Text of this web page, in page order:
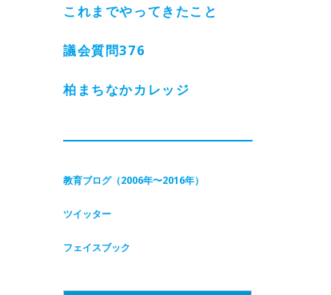
これまでやってきたこと
議会質問376
柏まちなかカレッジ
教育ブログ（2006年〜2016年）
ツイッター
フェイスブック